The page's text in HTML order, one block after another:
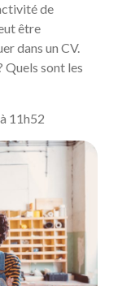
de
être
dans un CV.
Quels sont les
11h52